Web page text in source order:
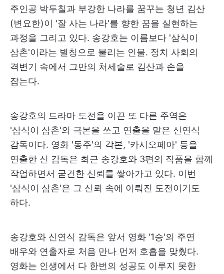
주인공 박두칠과 부강한 나라를 꿈꾸는 청년 김산
(변요한)이 '잘 사는 나라'를 향한 꿈을 실현하는
과정을 그리고 있다. 송강호는 이름보다 '삼식이
삼촌'이라는 별칭으로 불리는 인물. 정치 사회의
격변기 속에서 그만의 처세술로 김산과 손을
잡는다.
송강호의 드라마 도전을 이끈 또 다른 주역은
'삼식이 삼촌'의 극본을 쓰고 연출을 맡은 신연식
감독이다. 영화 '동주'의 각본, '카시오페아' 등을
연출한 신 감독은 최근 송강호와 3편의 작품을 함께
작업하면서 굳건한 신뢰를 쌓아가고 있다. 이번
'삼식이 삼촌'은 그 신뢰 속에 이뤄진 도전이기도
하다.
송강호와 신연식 감독은 앞서 영화 '1승'의 주연
배우와 연출자로 처음 만나 먼저 호흡을 맞췄다.
영화는 인생에서 다 한번의 성공도 이루지 못한